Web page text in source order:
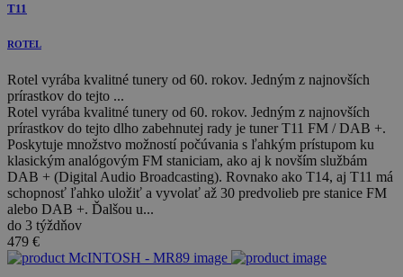
T11
ROTEL
Rotel vyrába kvalitné tunery od 60. rokov. Jedným z najnovších
prírastkov do tejto ...
Rotel vyrába kvalitné tunery od 60. rokov. Jedným z najnovších
prírastkov do tejto dlho zabehnutej rady je tuner T11 FM / DAB +.
Poskytuje množstvo možností počúvania s ľahkým prístupom ku
klasickým analógovým FM staniciam, ako aj k novším službám
DAB + (Digital Audio Broadcasting). Rovnako ako T14, aj T11 má
schopnosť ľahko uložiť a vyvolať až 30 predvolieb pre stanice FM
alebo DAB +. Ďalšou u...
do 3 týždňov
479 €